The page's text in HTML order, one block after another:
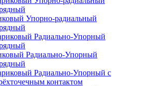
Упорно-радиальный
Радиально-Упорный